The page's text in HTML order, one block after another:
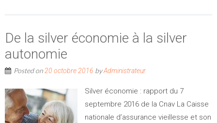
De la silver économie à la silver
autonomie
Posted on20 octobre 2016 byAdministrateur
Silver économie : rapport du 7
septembre 2016 de la Cnav La Caisse
nationale d’assurance vieillesse et son